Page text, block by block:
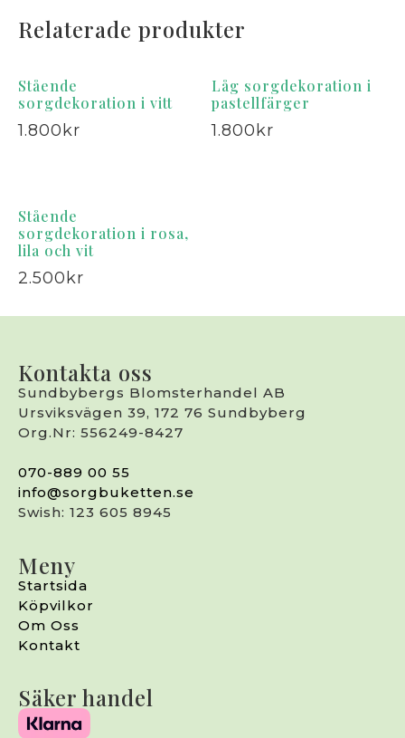
Relaterade produkter
Stående
sorgdekoration i vitt
1.800 kr
Låg sorgdekoration i
pastellfärger
1.800 kr
Stående
sorgdekoration i rosa,
lila och vit
2.500 kr
Kontakta oss
Sundbybergs Blomsterhandel AB
Ursviksvägen 39, 172 76 Sundbyberg
Org.Nr: 556249-8427
070-889 00 55
info@sorgbuketten.se
Swish: 123 605 8945
Meny
Startsida
Köpvilkor
Om Oss
Kontakt
Säker handel